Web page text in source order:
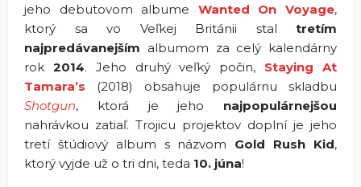
jeho debutovom albume Wanted On Voyage,
ktorý sa vo Veľkej Británii stal tretím
najpredávanejším albumom za celý kalendárny
rok 2014. Jeho druhý veľký počin, Staying At
Tamara’s (2018) obsahuje populárnu skladbu
Shotgun, ktorá je jeho najpopulárnejšou
nahrávkou zatiaľ. Trojicu projektov doplní je jeho
tretí štúdiový album s názvom Gold Rush Kid,
ktorý vyjde už o tri dni, teda 10. júna!